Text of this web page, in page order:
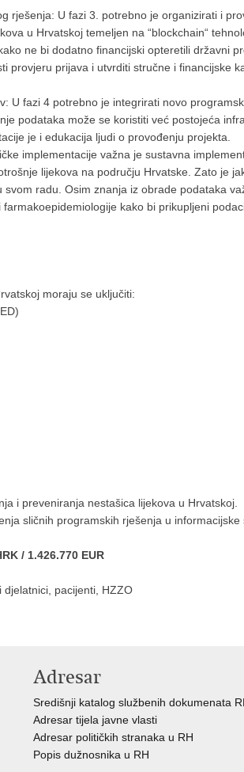
U fazi 3. potrebno je organizirati i
u Hrvatskoj temeljen na “blockchain“
ne bi dodatno financijski opteretili državni
provjeru prijava i utvrditi stručne i financijske
fazi 4 potrebno je integrirati novo
podataka može se koristiti već postojeća
je i edukacija ljudi o provođenju projekta.
implementacije važna je sustavna
lijekova na području Hrvatske. Zato je
radu. Osim znanja iz obrade podataka
kako bi prikupljeni
moraju se uključiti:
i preveniranja nestašica lijekova u Hrvatskoj.
sličnih programskih rješenja u informacijske
/ 1.426.770 EUR
pacijenti, HZZO
Adresar
Središnji katalog službenih dokumenata
Adresar tijela javne vlasti
Adresar političkih stranaka u RH
Popis dužnosnika u RH